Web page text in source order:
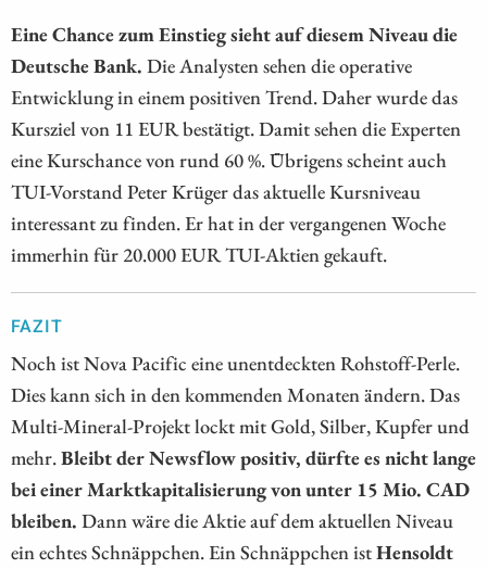
Eine Chance zum Einstieg sieht auf diesem Niveau die
Deutsche Bank. Die Analysten sehen die operative
Entwicklung in einem positiven Trend. Daher wurde das
Kursziel von 11 EUR bestätigt. Damit sehen die Experten
eine Kurschance von rund 60 %. Übrigens scheint auch
TUI-Vorstand Peter Krüger das aktuelle Kursniveau
interessant zu finden. Er hat in der vergangenen Woche
immerhin für 20.000 EUR TUI-Aktien gekauft.
FAZIT
Noch ist Nova Pacific eine unentdeckten Rohstoff-Perle.
Dies kann sich in den kommenden Monaten ändern. Das
Multi-Mineral-Projekt lockt mit Gold, Silber, Kupfer und
mehr.Bleibt der Newsflow positiv, dürfte es nicht lange
bei einer Marktkapitalisierung von unter 15 Mio. CAD
bleiben. Dann wäre die Aktie auf dem aktuellen Niveau
ein echtes Schnäppchen. Ein Schnäppchen istHensoldt